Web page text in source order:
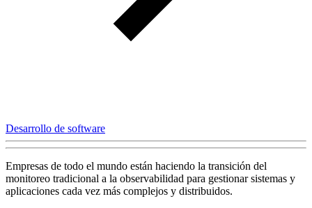
Desarrollo de software
Empresas de todo el mundo están haciendo la transición del
monitoreo tradicional a la observabilidad para gestionar sistemas y
aplicaciones cada vez más complejos y distribuidos.